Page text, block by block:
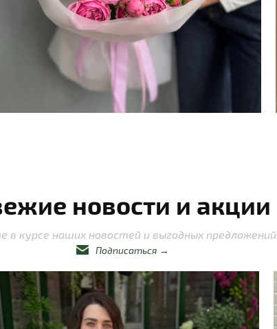
новости и акции
в курсе наших новостей и выгодных
Подписаться →